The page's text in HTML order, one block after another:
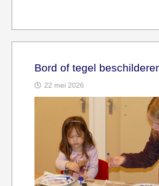
Bord of tegel
22 mei 2026